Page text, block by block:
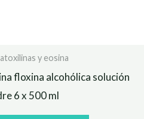
y eosina
floxina alcohólica solución
6 x 500 ml